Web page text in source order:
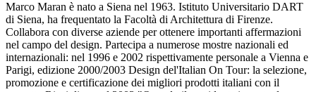
Marco Maran è nato a Siena nel 1963. Istituto Universitario DART
di Siena, ha frequentato la Facoltà di Architettura di Firenze.
Collabora con diverse aziende per ottenere importanti affermazioni
nel campo del design. Partecipa a numerose mostre nazionali ed
internazionali: nel 1996 e 2002 rispettivamente personale a Vienna e
Parigi, edizione 2000/2003 Design del'Italian On Tour: la selezione,
promozione e certificazione dei migliori prodotti italiani con il